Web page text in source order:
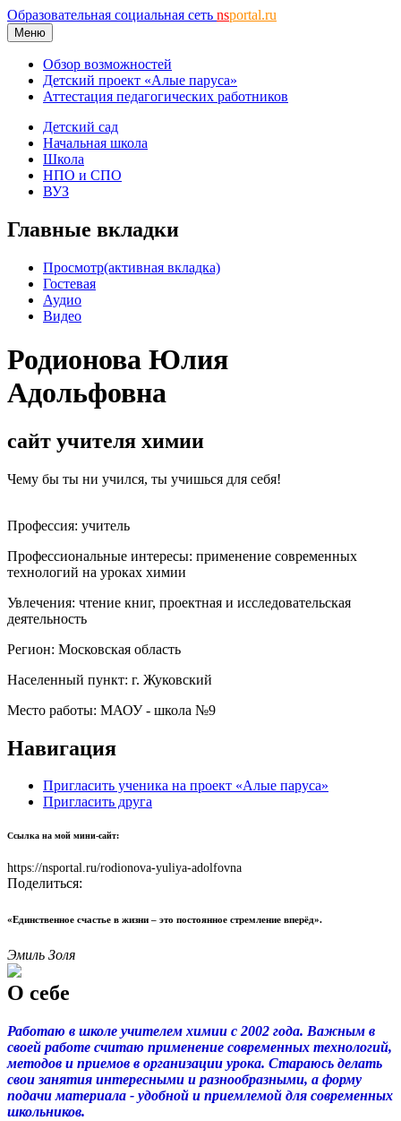
Образовательная социальная сеть nsportal.ru
Меню
Обзор возможностей
Детский проект «Алые паруса»
Аттестация педагогических работников
Детский сад
Начальная школа
Школа
НПО и СПО
ВУЗ
Главные вкладки
Просмотр(активная вкладка)
Гостевая
Аудио
Видео
Родионова Юлия
Адольфовна
сайт учителя химии
Чему бы ты ни учился, ты учишься для себя!
Профессия: учитель
Профессиональные интересы: применение современных
технологий на уроках химии
Увлечения: чтение книг, проектная и исследовательская
деятельность
Регион: Московская область
Населенный пункт: г. Жуковский
Место работы: МАОУ - школа №9
Навигация
Пригласить ученика на проект «Алые паруса»
Пригласить друга
Ссылка на мой мини-сайт:
https://nsportal.ru/rodionova-yuliya-adolfovna
Поделиться:
«Единственное счастье в жизни – это постоянное стремление вперёд».
Эмиль Золя
О себе
Работаю в школе учителем химии с 2002 года. Важным в
своей работе считаю применение современных технологий,
методов и приемов в организации урока. Стараюсь делать
свои занятия интересными и разнообразными, а форму
подачи материала - удобной и приемлемой для современных
школьников.